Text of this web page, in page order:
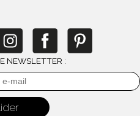
NEWSLETTER :